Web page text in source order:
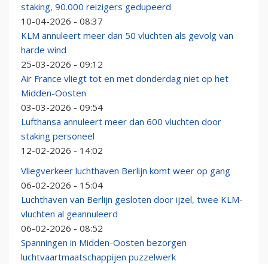
staking, 90.000 reizigers gedupeerd
10-04-2026 - 08:37
KLM annuleert meer dan 50 vluchten als gevolg van
harde wind
25-03-2026 - 09:12
Air France vliegt tot en met donderdag niet op het
Midden-Oosten
03-03-2026 - 09:54
Lufthansa annuleert meer dan 600 vluchten door
staking personeel
12-02-2026 - 14:02
Vliegverkeer luchthaven Berlijn komt weer op gang
06-02-2026 - 15:04
Luchthaven van Berlijn gesloten door ijzel, twee KLM-
vluchten al geannuleerd
06-02-2026 - 08:52
Spanningen in Midden-Oosten bezorgen
luchtvaartmaatschappijen puzzelwerk